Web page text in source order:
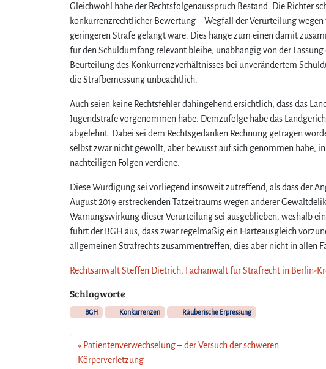
Gleichwohl habe der Rechtsfolgenausspruch Bestand. Die Richter
konkurrenzrechtlicher Bewertung – Wegfall der Verurteilung
geringeren Strafe gelangt wäre. Dies hänge zum einen damit
für den Schuldumfang relevant bleibe, unabhängig von der
Beurteilung des Konkurrenzverhältnisses bei unverändertem
die Strafbemessung unbeachtlich.
Auch seien keine Rechtsfehler dahingehend ersichtlich, dass das
Jugendstrafe vorgenommen habe. Demzufolge habe das
abgelehnt. Dabei sei dem Rechtsgedanken Rechnung getragen
selbst zwar nicht gewollt, aber bewusst auf sich genommen habe,
nachteiligen Folgen verdiene.
Diese Würdigung sei vorliegend insoweit zutreffend, als dass der
August 2019 erstreckenden Tatzeitraums wegen anderer
Warnungswirkung dieser Verurteilung sei ausgeblieben, weshalb
führt der BGH aus, dass zwar regelmäßig ein Härteausgleich
allgemeinen Strafrechts zusammentreffen, dies aber nicht in allen
Rechtsanwalt Steffen Dietrich, Fachanwalt für Strafrecht in Berlin-
Schlagworte
BGH Konkurrenzen Räuberische Erpressung
Patientenverwechselung – der Versuch der schweren
Körperverletzung